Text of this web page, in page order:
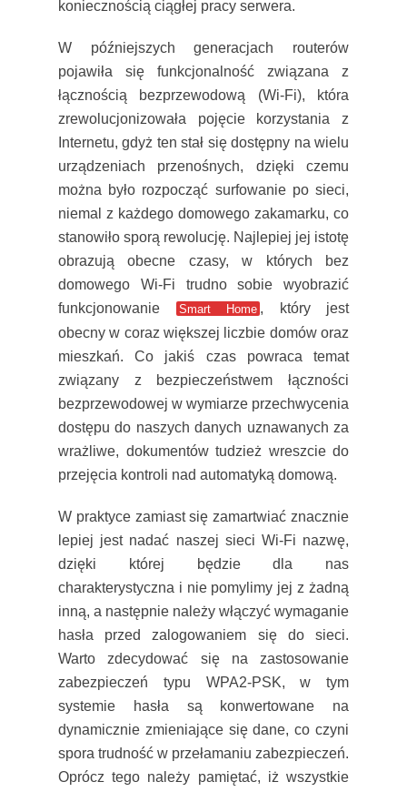
koniecznością ciągłej pracy serwera.
W późniejszych generacjach routerów
pojawiła się funkcjonalność związana z
łącznością bezprzewodową (Wi-Fi), która
zrewolucjonizowała pojęcie korzystania z
Internetu, gdyż ten stał się dostępny na wielu
urządzeniach przenośnych, dzięki czemu
można było rozpocząć surfowanie po sieci,
niemal z każdego domowego zakamarku, co
stanowiło sporą rewolucję. Najlepiej jej istotę
obrazują obecne czasy, w których bez
domowego Wi-Fi trudno sobie wyobrazić
funkcjonowanie
Smart Home , który jest
obecny w coraz większej liczbie domów oraz
mieszkań. Co jakiś czas powraca temat
związany z bezpieczeństwem łączności
bezprzewodowej w wymiarze przechwycenia
dostępu do naszych danych uznawanych za
wrażliwe, dokumentów tudzież wreszcie do
przejęcia kontroli nad automatyką domową.
W praktyce zamiast się zamartwiać znacznie
lepiej jest nadać naszej sieci Wi-Fi nazwę,
dzięki której będzie dla nas
charakterystyczna i nie pomylimy jej z żadną
inną, a następnie należy włączyć wymaganie
hasła przed zalogowaniem się do sieci.
Warto zdecydować się na zastosowanie
zabezpieczeń typu WPA2-PSK, w tym
systemie hasła są konwertowane na
dynamicznie zmieniające się dane, co czyni
spora trudność w przełamaniu zabezpieczeń.
Oprócz tego należy pamiętać, iż wszystkie